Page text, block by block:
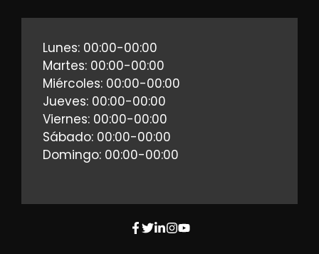
Lunes: 00:00-00:00
Martes: 00:00-00:00
Miércoles: 00:00-00:00
Jueves: 00:00-00:00
Viernes: 00:00-00:00
Sábado: 00:00-00:00
Domingo: 00:00-00:00